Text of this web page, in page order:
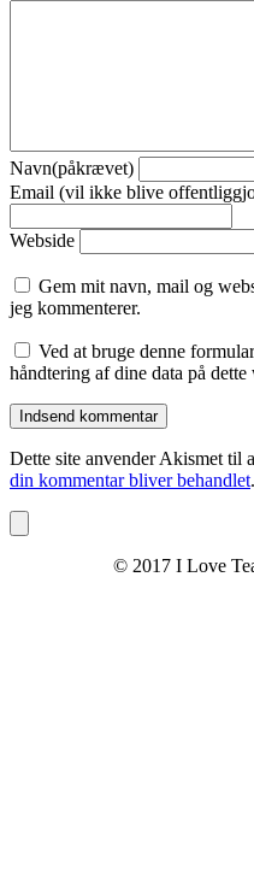
Navn(påkrævet)
Email (vil ikke blive
Webside
Gem mit navn, mail og
jeg kommenterer.
Ved at bruge denne
håndtering af dine data på dette
Dette site anvender Akismet til
din kommentar bliver behandlet.
© 2017 I Love